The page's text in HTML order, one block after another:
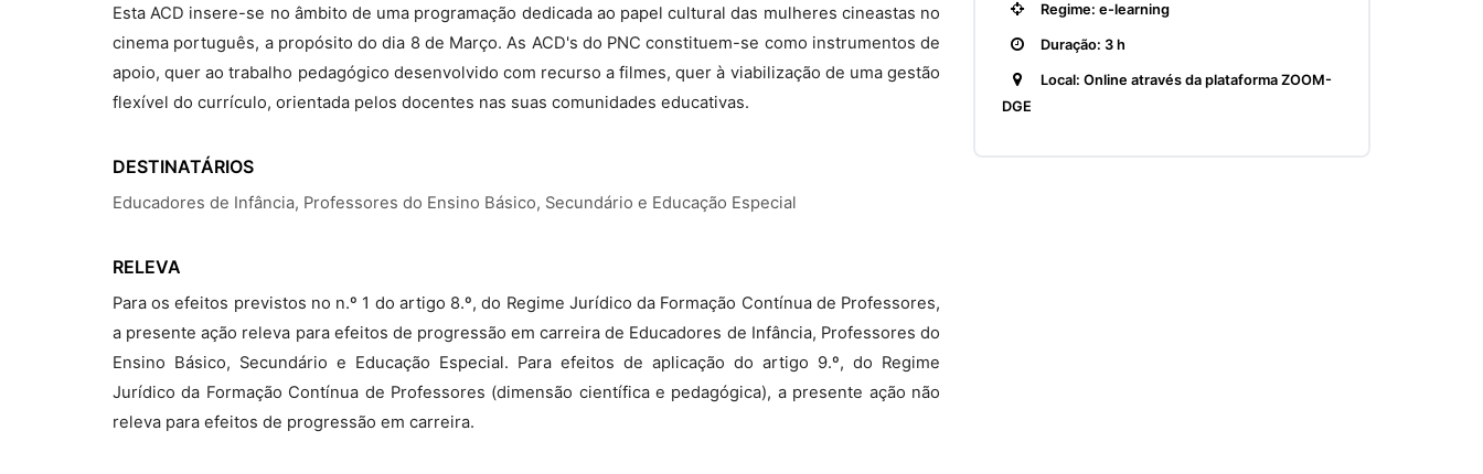
Esta ACD insere-se no âmbito de uma programação dedicada ao papel cultural das mulheres cineastas no
cinema português, a propósito do dia 8 de Março. As ACD's do PNC constituem-se como instrumentos de
apoio, quer ao trabalho pedagógico desenvolvido com recurso a filmes, quer à viabilização de uma gestão
flexível do currículo, orientada pelos docentes nas suas comunidades educativas.
DESTINATÁRIOS
Educadores de Infância, Professores do Ensino Básico, Secundário e Educação Especial
RELEVA
Para os efeitos previstos no n.º 1 do artigo 8.º, do Regime Jurídico da Formação Contínua de Professores,
a presente ação releva para efeitos de progressão em carreira de Educadores de Infância, Professores do
Ensino Básico, Secundário e Educação Especial. Para efeitos de aplicação do artigo 9.º, do Regime
Jurídico da Formação Contínua de Professores (dimensão científica e pedagógica), a presente ação não
releva para efeitos de progressão em carreira.
Regime: e-learning
Duração: 3 h
Local: Online através da plataforma ZOOM-
DGE